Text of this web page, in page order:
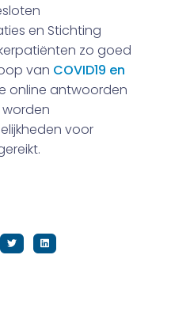
en Stichting
zo goed
van COVID19 en
online antwoorden
voor